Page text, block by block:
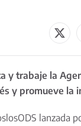
y trabaje la
y promueve la
lanzada